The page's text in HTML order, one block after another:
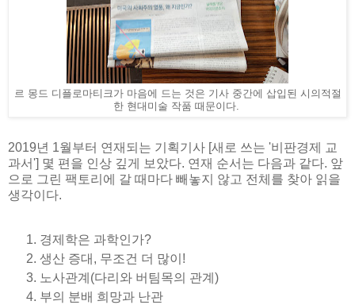
르 몽드 디플로마티크가 마음에 드는 것은 기사 중간에 삽입된 시의적절
한 현대미술 작품 때문이다.
2019년 1월부터 연재되는 기획기사 [새로 쓰는 '비판경제 교
과서'] 몇 편을 인상 깊게 보았다. 연재 순서는 다음과 같다. 앞
으로 그린 팩토리에 갈 때마다 빼놓지 않고 전체를 찾아 읽을
생각이다.
경제학은 과학인가?
생산 증대, 무조건 더 많이!
노사관계(다리와 버팀목의 관계)
부의 분배 희망과 난관